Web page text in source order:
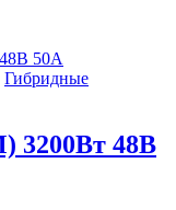
Гибридные
3200Вт 48В